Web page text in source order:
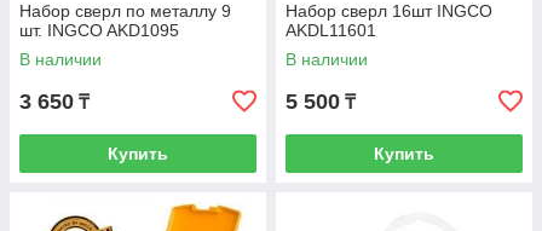
Набор сверл по металлу 9
шт. INGCO AKD1095
В наличии
3 650 ₸
Купить
Набор сверл 16шт INGCO
AKDL11601
В наличии
5 500 ₸
Купить